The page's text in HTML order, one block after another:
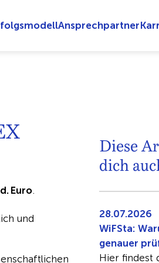
Ansprechpartner
Euro.
und
Diese
dich
28.07.2026
WiFSta:
genauer
Hier findest